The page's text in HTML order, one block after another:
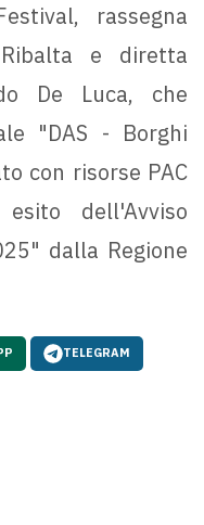
rassegna
e diretta
De Luca, che
"DAS - Borghi
con risorse PAC
dell'Avviso
dalla Regione
TELEGRAM